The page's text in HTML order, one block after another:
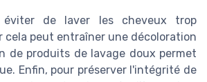
éviter de laver les cheveux trop
cela peut entraîner une décoloration
de produits de lavage doux permet
Enfin, pour préserver l'intégrité de